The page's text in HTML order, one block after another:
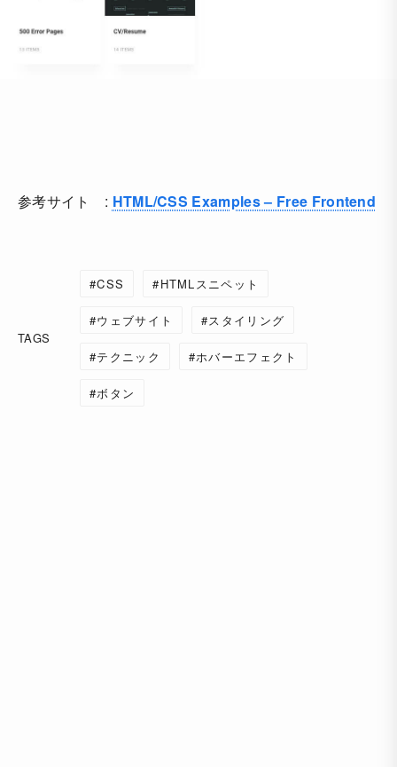
参考サイト : HTML/CSS Examples – Free Frontend
TAGS
CSS HTMLスニペット
ウェブサイト スタイリング
テクニック ホバーエフェクト
ボタン